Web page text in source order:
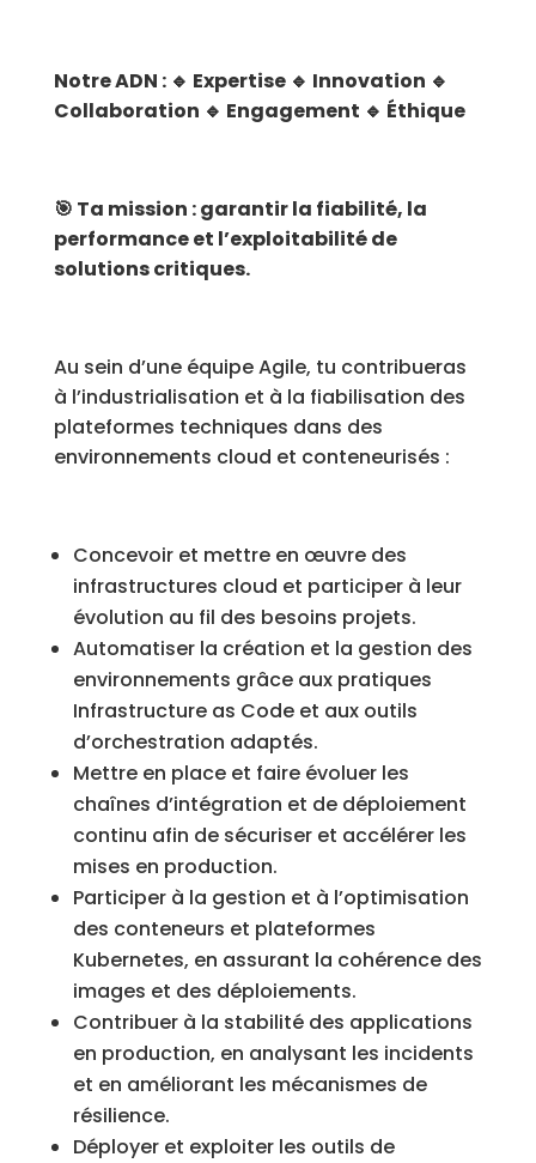
Notre ADN : 🔹 Expertise 🔹 Innovation 🔹
Collaboration 🔹 Engagement 🔹 Éthique
🎯 Ta mission : garantir la fiabilité, la
performance et l’exploitabilité de
solutions critiques.
Au sein d’une équipe Agile, tu contribueras
à l’industrialisation et à la fiabilisation des
plateformes techniques dans des
environnements cloud et conteneurisés :
Concevoir et mettre en œuvre des
infrastructures cloud et participer à leur
évolution au fil des besoins projets.
Automatiser la création et la gestion des
environnements grâce aux pratiques
Infrastructure as Code et aux outils
d’orchestration adaptés.
Mettre en place et faire évoluer les
chaînes d’intégration et de déploiement
continu afin de sécuriser et accélérer les
mises en production.
Participer à la gestion et à l’optimisation
des conteneurs et plateformes
Kubernetes, en assurant la cohérence des
images et des déploiements.
Contribuer à la stabilité des applications
en production, en analysant les incidents
et en améliorant les mécanismes de
résilience.
Déployer et exploiter les outils de